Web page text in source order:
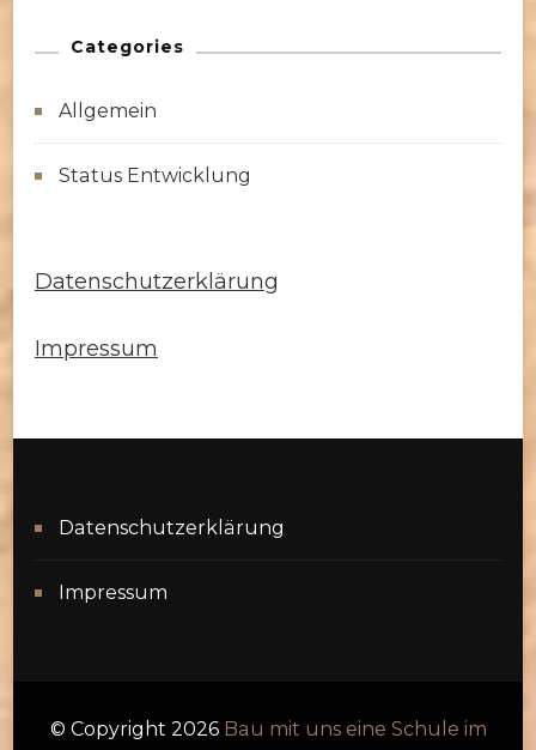
Categories
Allgemein
Status Entwicklung
Datenschutzerklärung
Impressum
Datenschutzerklärung
Impressum
© Copyright 2026 Bau mit uns eine Schule im